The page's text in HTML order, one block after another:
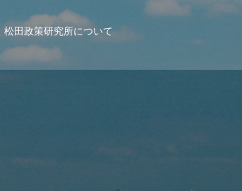
松田政策研究所について
松田政策研